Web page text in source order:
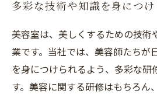
多彩な技術や知識を身につ
美容室は、美しくするための技術
業です。当社では、美容師たちが
を身につけられるよう、多彩な研
す。美容に関する研修はもちろん